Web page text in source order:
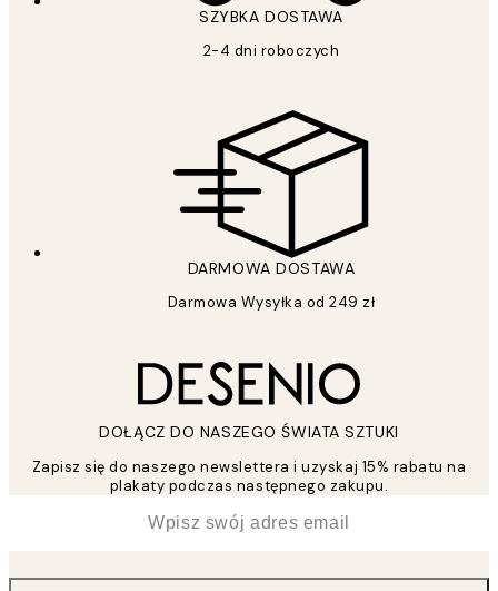
SZYBKA DOSTAWA
2-4 dni roboczych
DARMOWA DOSTAWA
Darmowa Wysyłka od 249 zł
DOŁĄCZ DO NASZEGO ŚWIATA SZTUKI
Zapisz się do naszego newslettera i uzyskaj 15% rabatu na
plakaty podczas następnego zakupu.